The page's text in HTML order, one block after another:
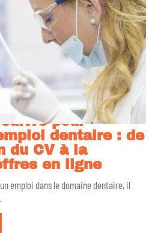
pour
dentaire : de
du CV à la
en ligne
emploi dans le domaine dentaire, il